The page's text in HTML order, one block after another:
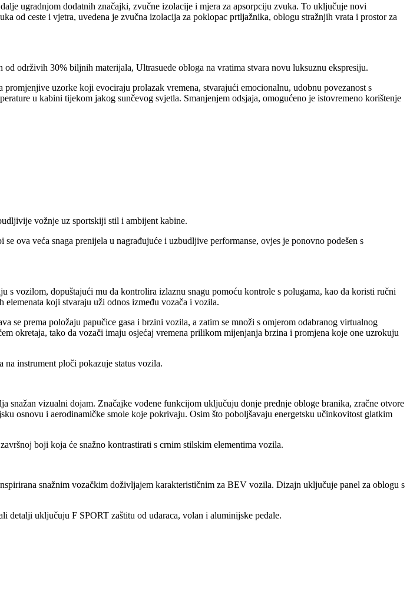
ugradnjom dodatnih značajki, zvučne izolacije i mjera za apsorpciju zvuka. To uključuje novi
od ceste i vjetra, uvedena je zvučna izolacija za poklopac prtljažnika, oblogu stražnjih vrata i prostor za
održivih 30% biljnih materijala, Ultrasuede obloga na vratima stvara novu luksuznu ekspresiju.
uzorke koji evociraju prolazak vremena, stvarajući emocionalnu, udobnu povezanost s
u kabini tijekom jakog sunčevog svjetla. Smanjenjem odsjaja, omogućeno je istovremeno korištenje
vožnje uz sportskiji stil i ambijent kabine.
ova veća snaga prenijela u nagrađujuće i uzbudljive performanse, ovjes je ponovno podešen s
vozilom, dopuštajući mu da kontrolira izlaznu snagu pomoću kontrole s polugama, kao da koristi ručni
koji stvaraju uži odnos između vozača i vozila.
se prema položaju papučice gasa i brzini vozila, a zatim se množi s omjerom odabranog virtualnog
okretaja, tako da vozači imaju osjećaj vremena prilikom mijenjanja brzina i promjena koje one uzrokuju
instrument ploči pokazuje status vozila.
snažan vizualni dojam. Značajke vođene funkcijom uključuju donje prednje obloge branika, zračne otvore
osnovu i aerodinamičke smole koje pokrivaju. Osim što poboljšavaju energetsku učinkovitost glatkim
boji koja će snažno kontrastirati s crnim stilskim elementima vozila.
snažnim vozačkim doživljajem karakterističnim za BEV vozila. Dizajn uključuje panel za oblogu s
detalji uključuju F SPORT zaštitu od udaraca, volan i aluminijske pedale.